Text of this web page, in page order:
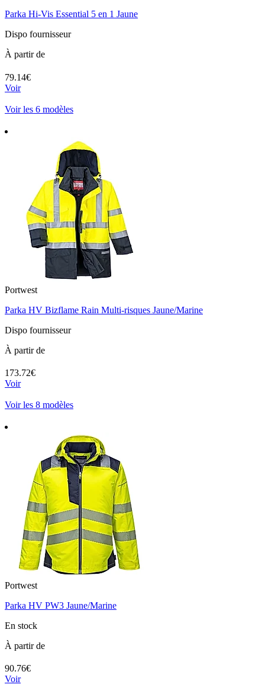
Parka Hi-Vis Essential 5 en 1 Jaune
Dispo fournisseur
À partir de
79.14€
Voir
Voir les 6 modèles
Portwest
Parka HV Bizflame Rain Multi-risques Jaune/Marine
Dispo fournisseur
À partir de
173.72€
Voir
Voir les 8 modèles
Portwest
Parka HV PW3 Jaune/Marine
En stock
À partir de
90.76€
Voir